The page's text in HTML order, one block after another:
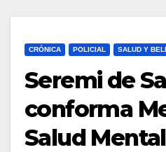
CRÓNICA POLICIAL SALUD Y
Seremi de
conforma
Salud